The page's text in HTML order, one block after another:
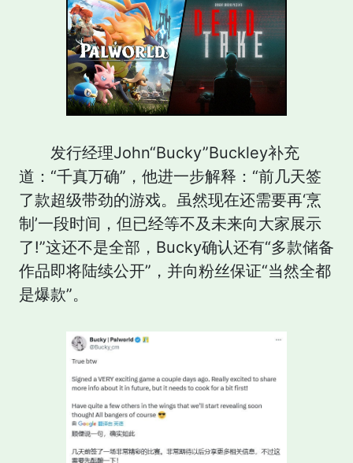
发行经理John“Bucky”Buckley补充
道：“千真万确”，他进一步解释：“前几天签
了款超级带劲的游戏。虽然现在还需要再‘烹
制’一段时间，但已经等不及未来向大家展示
了!”这还不是全部，Bucky确认还有“多款储备
作品即将陆续公开”，并向粉丝保证“当然全都
是爆款”。